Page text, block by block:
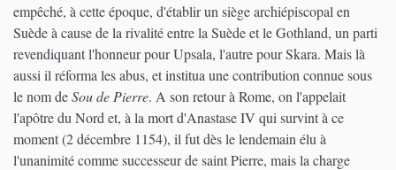
empêché, à cette époque, d'établir un siège archiépiscopal en
Suède à cause de la rivalité entre la Suède et le Gothland, un parti
revendiquant l'honneur pour Upsala, l'autre pour Skara. Mais là
aussi il réforma les abus, et institua une contribution connue sous
le nom deSou de Pierre. A son retour à Rome, on l'appelait
l'apôtre du Nord et, à la mort d'Anastase IV qui survint à ce
moment (2 décembre 1154), il fut dès le lendemain élu à
l'unanimité comme successeur de saint Pierre, mais la charge